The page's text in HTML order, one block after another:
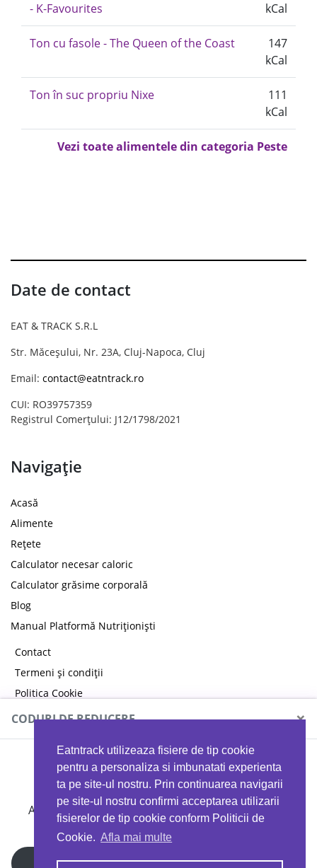
Eatntrack utilizeaza fisiere de tip cookie
pentru a personaliza si imbunatati experienta
ta pe site-ul nostru. Prin continuarea navigarii
pe site-ul nostru confirmi acceptarea utilizarii
fisierelor de tip cookie conform Politicii de
Cookie. Afla mai multe
- K-Favourites
kCal
Ton cu fasole - The Queen of the Coast
147
kCal
Ton în suc propriu Nixe
111
kCal
Vezi toate alimentele din categoria Peste
Date de contact
EAT & TRACK S.R.L
Str. Măceșului, Nr. 23A, Cluj-Napoca, Cluj
Email: contact@eatntrack.ro
CUI: RO39757359
Registrul Comerțului: J12/1798/2021
Navigație
Acasă
Alimente
Rețete
Calculator necesar caloric
Calculator grăsime corporală
Blog
Manual Platformă Nutriționiști
Contact
Termeni și condiții
Politica Cookie
Politica de confidențialitate
CODURI DE REDUCERE ×
MYPROTEIN
Ai 40%reducere la orice comandă folosind codul
EATTRACK
Profită acum